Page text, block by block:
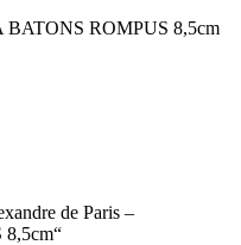
de Paris –